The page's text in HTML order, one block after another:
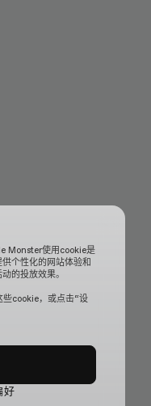
Monster使用cookie是
个性化的网站体验和
的投放效果。
cookie，或点击“设
好